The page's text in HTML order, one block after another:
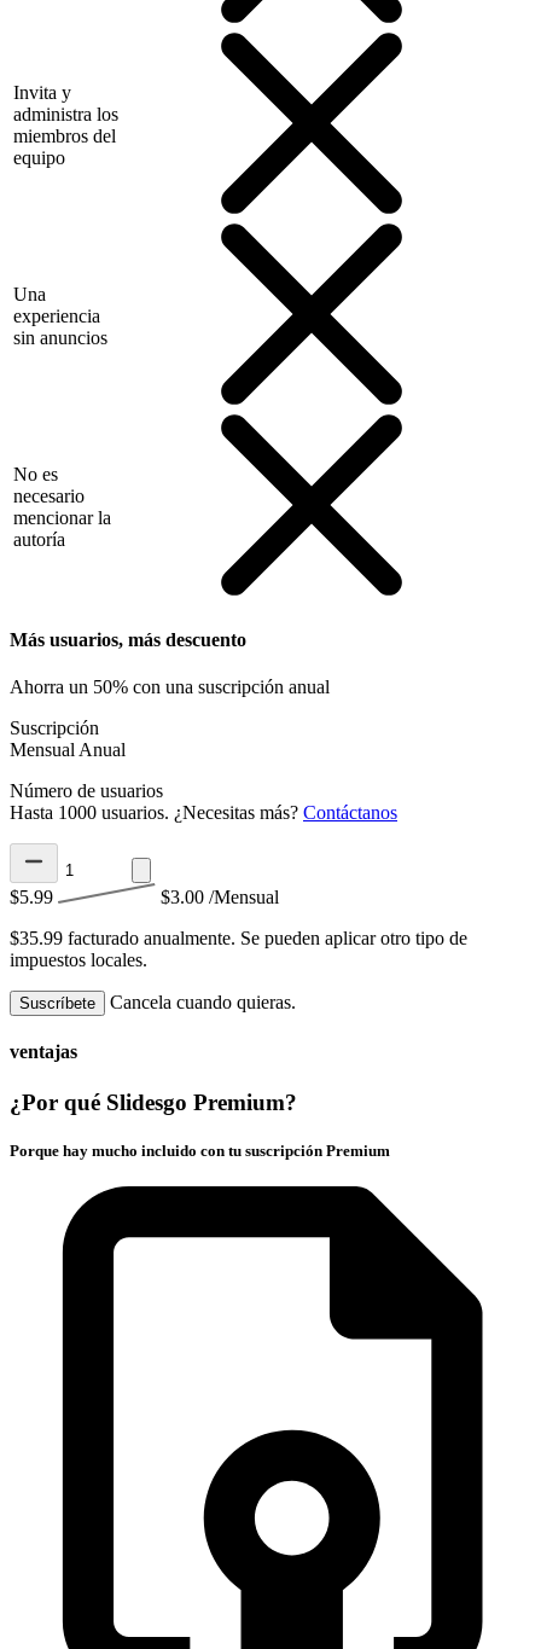
Invita y
administra los
miembros del
equipo
Una
experiencia
sin anuncios
No es
necesario
mencionar la
autoría
Más usuarios, más descuento
Ahorra un 50% con una suscripción anual
Suscripción
Mensual Anual
Número de usuarios
Hasta 1000 usuarios. ¿Necesitas más? Contáctanos
$5.99 $3.00 /Mensual
$35.99 facturado anualmente. Se pueden aplicar otro tipo de
impuestos locales.
Suscríbete Cancela cuando quieras.
ventajas
¿Por qué Slidesgo Premium?
Porque hay mucho incluido con tu suscripción Premium